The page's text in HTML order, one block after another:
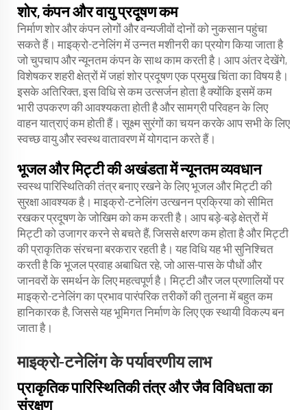
शोर, कंपन और वायु प्रदूषण कम
निर्माण शोर और कंपन लोगों और वन्यजीवों दोनों को नुकसान पहुंचा
सकते हैं। माइक्रो-टनेलिंग में उन्नत मशीनरी का प्रयोग किया जाता है
जो चुपचाप और न्यूनतम कंपन के साथ काम करती है। आप अंतर देखेंगे,
विशेषकर शहरी क्षेत्रों में जहां शोर प्रदूषण एक प्रमुख चिंता का विषय है।
इसके अतिरिक्त, इस विधि से कम उत्सर्जन होता है क्योंकि इसमें कम
भारी उपकरण की आवश्यकता होती है और सामग्री परिवहन के लिए
वाहन यात्राएं कम होती हैं। सूक्ष्म सुरंगों का चयन करके आप सभी के लिए
स्वच्छ वायु और स्वस्थ वातावरण में योगदान करते हैं।
भूजल और मिट्टी की अखंडता में न्यूनतम व्यवधान
स्वस्थ पारिस्थितिकी तंत्र बनाए रखने के लिए भूजल और मिट्टी की
सुरक्षा आवश्यक है। माइक्रो-टनेलिंग उत्खनन प्रक्रिया को सीमित
रखकर प्रदूषण के जोखिम को कम करती है। आप बड़े-बड़े क्षेत्रों में
मिट्टी को उजागर करने से बचते हैं, जिससे क्षरण कम होता है और मिट्टी
की प्राकृतिक संरचना बरकरार रहती है। यह विधि यह भी सुनिश्चित
करती है कि भूजल प्रवाह अबाधित रहे, जो आस-पास के पौधों और
जानवरों के समर्थन के लिए महत्वपूर्ण है। मिट्टी और जल प्रणालियों पर
माइक्रो-टनेलिंग का प्रभाव पारंपरिक तरीकों की तुलना में बहुत कम
हानिकारक है, जिससे यह भूमिगत निर्माण के लिए एक स्थायी विकल्प बन
जाता है।
माइक्रो-टनेलिंग के पर्यावरणीय लाभ
प्राकृतिक पारिस्थितिकी तंत्र और जैव विविधता का
संरक्षण